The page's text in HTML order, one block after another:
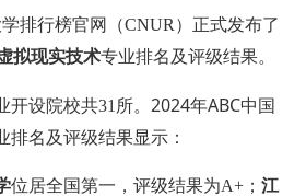
排行榜官网（CNUR）正式发布了
拟现实技术专业排名及评级结果。
开设院校共31所。 2024年ABC中国
排名及评级结果显示：
位居全国第一，评级结果为A+； 江